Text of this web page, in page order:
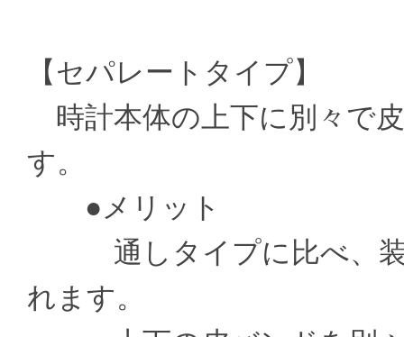
【セパレートタイプ】
時計本体の上下に別々で
す。
●メリット
通しタイプに比べ、装
れます。